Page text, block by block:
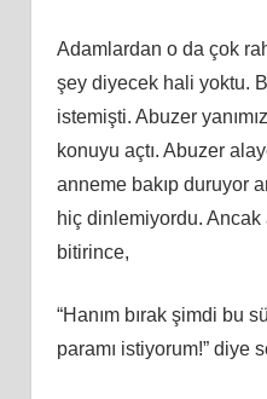
Adamlardan o da çok
şey diyecek hali yoktu.
istemişti. Abuzer
konuyu açtı. Abuzer
anneme bakıp duruyor
hiç dinlemiyordu. Ancak
bitirince,
“Hanım bırak şimdi bu
paramı istiyorum!” diye